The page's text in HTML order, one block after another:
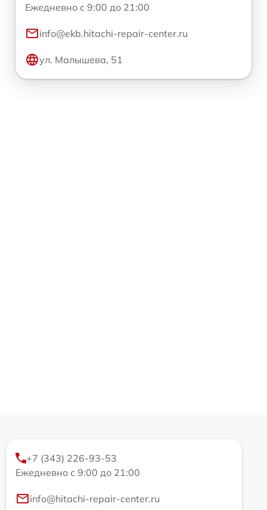
Ежедневно с 9:00 до 21:00
info@ekb.hitachi-repair-center.ru
ул. Малышева, 51
+7 (343) 226-93-53
Ежедневно с 9:00 до 21:00
info@hitachi-repair-center.ru